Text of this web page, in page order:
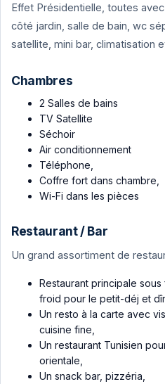
Effet Présidentielle, toutes
côté jardin, salle de bain, wc
satellite, mini bar, climatisation
Chambres
2 Salles de bains
TV Satellite
Séchoir
Air conditionnement
Téléphone,
Coffre fort dans chambre,
Wi-Fi dans les pièces
Restaurant / Bar
Un grand assortiment de
Restaurant principale
froid pour le petit-déj et
Un resto à la carte avec
cuisine fine,
Un restaurant Tunisien
orientale,
Un snack bar, pizzéria,